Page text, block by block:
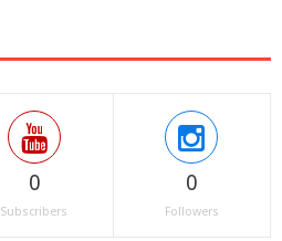
0
Subscribers
0
Followers